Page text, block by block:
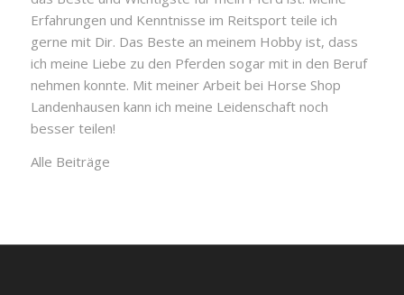
Erfahrungen und Kenntnisse im Reitsport teile ich
gerne mit Dir. Das Beste an meinem Hobby ist, dass
ich meine Liebe zu den Pferden sogar mit in den Beruf
nehmen konnte. Mit meiner Arbeit bei Horse Shop
Landenhausen kann ich meine Leidenschaft noch
besser teilen!
Alle Beiträge